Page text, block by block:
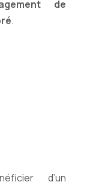
de
.
d’un